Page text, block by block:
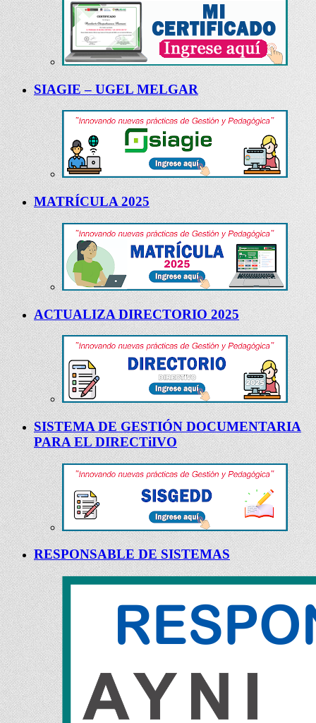
SIAGIE – UGEL MELGAR
MATRÍCULA 2025
ACTUALIZA DIRECTORIO 2025
SISTEMA DE GESTIÓN DOCUMENTARIA
PARA EL DIRECTiIVO
RESPONSABLE DE SISTEMAS